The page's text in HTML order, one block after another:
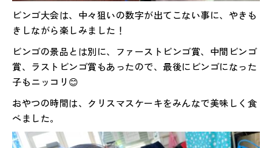
ビンゴ大会は、中々狙いの数字が出てこない事に、やきも
きしながら楽しみました！
ビンゴの景品とは別に、ファーストビンゴ賞、中間ビンゴ
賞、ラストビンゴ賞もあったので、最後にビンゴになった
子もニッコリ😊
おやつの時間は、クリスマスケーキをみんなで美味しく食
べました。